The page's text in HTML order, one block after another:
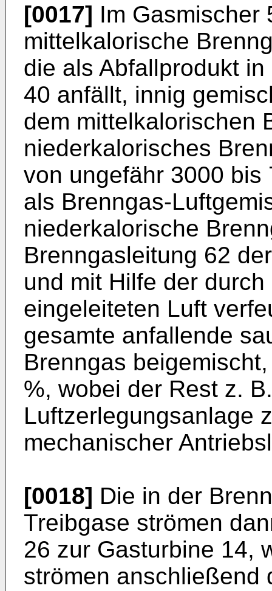
[0017] Im Gasmischer
mittelkalorische
die als Abfallprodukt
40 anfällt, innig
dem mittelkalorischen
niederkalorisches
von ungefähr 3000
als Brenngas-
niederkalorische
Brenngasleitung 62
und mit Hilfe der
eingeleiteten Luft
gesamte anfallende
Brenngas
%, wobei der Rest z.
Luftzerlegungsanlage
mechanischer
[0018] Die in der
Treibgase strömen
26 zur Gasturbine 14,
strömen anschließend